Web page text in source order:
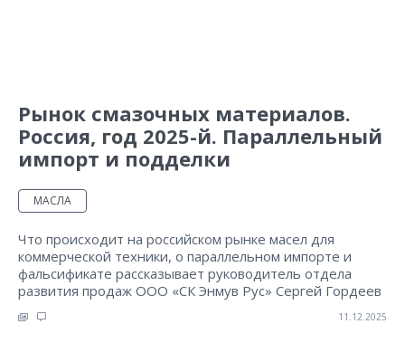
Рынок смазочных материалов.
Россия, год 2025-й. Параллельный
импорт и подделки
МАСЛА
Что происходит на российском рынке масел для
коммерческой техники, о параллельном импорте и
фальсификате рассказывает руководитель отдела
развития продаж ООО «СК Энмув Рус» Сергей Гордеев
11.12.2025